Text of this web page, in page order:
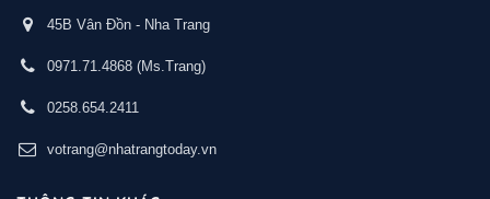
45B Vân Đồn - Nha Trang
0971.71.4868 (Ms.Trang)
0258.654.2411
votrang@nhatrangtoday.vn